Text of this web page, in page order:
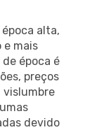
alta,
e mais
época é
preços
vislumbre
devido